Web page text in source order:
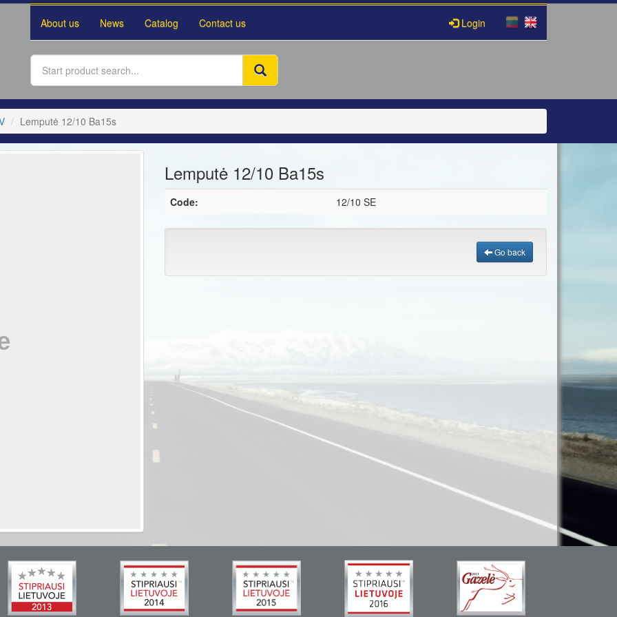
About us News Catalog Contact us Login
Lemputė 12/10 Ba15s
Lemputė 12/10 Ba15s
Code: 12/10 SE
Go back